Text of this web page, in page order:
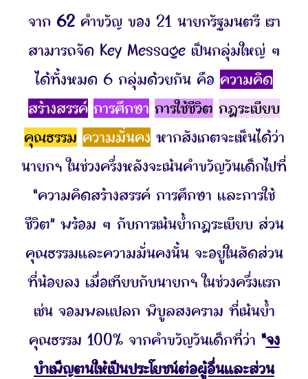
จาก 62คำขวัญ ของ 21 นายกรัฐมนตรี เรา
สามารถจัด Key Message เป็นกลุ่มใหญ่ ๆ
ได้ทั้งหมด 6 กลุ่มด้วยกัน คือ ความคิด
สร้างสรรค์ การศึกษา การใช้ชีวิต กฎระเบียบ
คุณธรรม ความมั่นคง หากสังเกตจะเห็นได้ว่า
นายกฯ ในช่วงครึ่งหลังจะเน้นคำขวัญวันเด็กไปที่
“ความคิดสร้างสรรค์ การศึกษา และการใช้
ชีวิต” พร้อม ๆ กับการเน้นย้ำกฎระเบียบ ส่วน
คุณธรรมและความมั่นคงนั้น จะอยู่ในสัดส่วน
ที่น้อยลง เมื่อเทียบกับนายกฯ ในช่วงครึ่งแรก
เช่น จอมพลแปลก พิบูลสงคราม ที่เน้นย้ำ
คุณธรรม 100% จากคำขวัญวันเด็กที่ว่า “จง
บำเพ็ญตนให้เป็นประโยชน์ต่อผู้อื่นและส่วน